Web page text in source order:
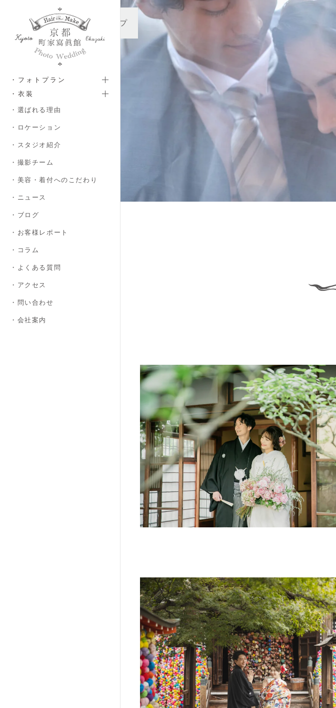
メインコンテンツへスキップ
・フォトプラン
・衣装
・選ばれる理由
・ロケーション
・スタジオ紹介
・撮影チーム
・美容・着付へのこだわり
・ニュース
・ブログ
・お客様レポート
・コラム
・よくある質問
・アクセス
・問い合わせ
・会社案内